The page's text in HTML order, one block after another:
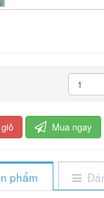
Mua ngay
phẩm